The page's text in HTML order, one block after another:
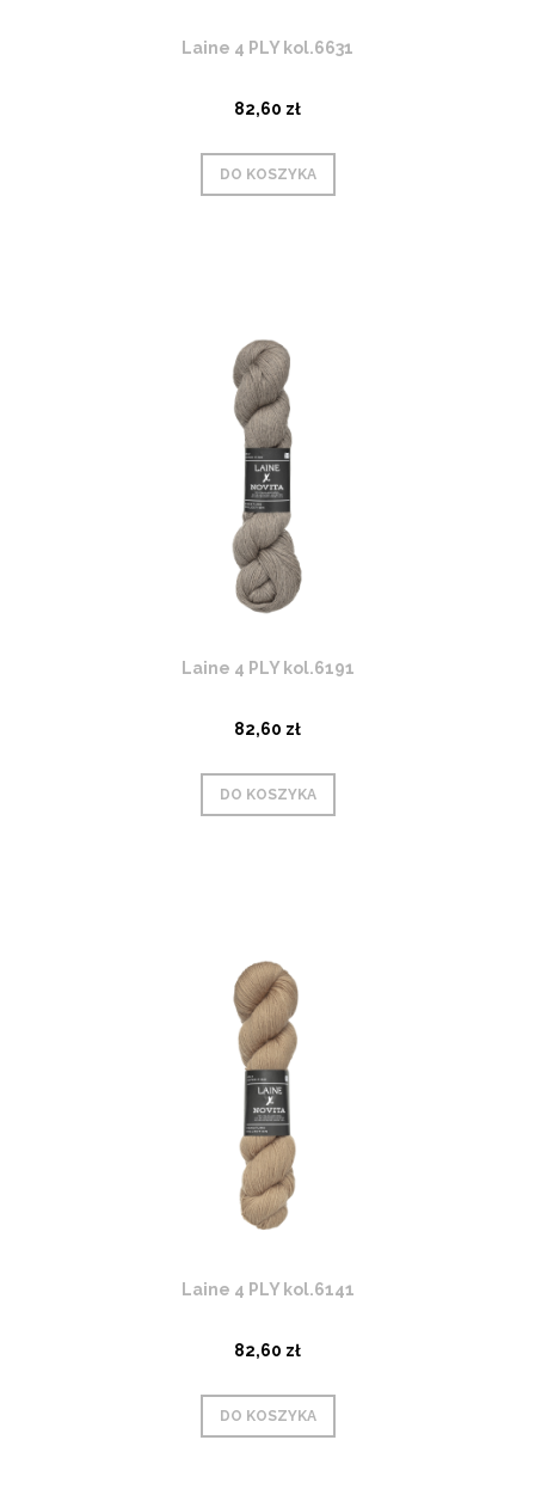
Laine 4 PLY kol.6631
82,60 zł
DO KOSZYKA
Laine 4 PLY kol.6191
82,60 zł
DO KOSZYKA
Laine 4 PLY kol.6141
82,60 zł
DO KOSZYKA